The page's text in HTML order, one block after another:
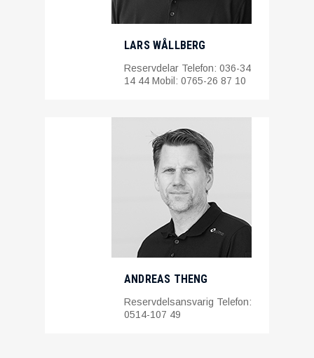
LARS WÅLLBERG
Reservdelar Telefon: 036-34
14 44 Mobil: 0765-26 87 10
ANDREAS THENG
Reservdelsansvarig Telefon:
0514-107 49